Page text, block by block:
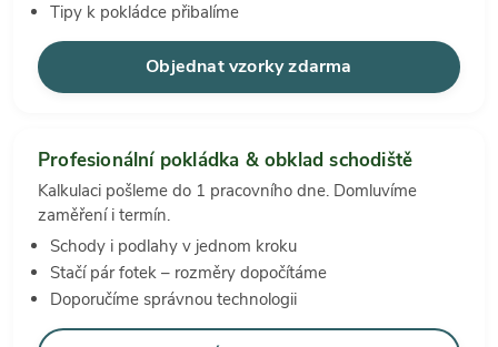
Tipy k pokládce přibalíme
Objednat vzorky zdarma
Profesionální pokládka & obklad schodiště
Kalkulaci pošleme do 1 pracovního dne. Domluvíme
zaměření i termín.
Schody i podlahy v jednom kroku
Stačí pár fotek – rozměry dopočítáme
Doporučíme správnou technologii